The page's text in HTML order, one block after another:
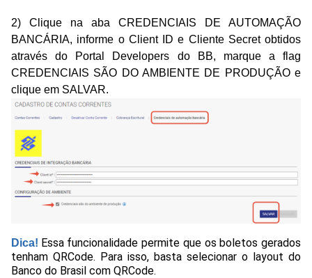
2) Clique na aba CREDENCIAIS DE AUTOMAÇÃO
BANCÁRIA, informe o Client ID e Cliente Secret obtidos
através do Portal Developers do BB, marque a flag
CREDENCIAIS SÃO DO AMBIENTE DE PRODUÇÃO e
clique em SALVAR.
Dica! Essa funcionalidade permite que os boletos gerados
tenham QRCode. Para isso, basta selecionar o layout do
Banco do Brasil com QRCode.